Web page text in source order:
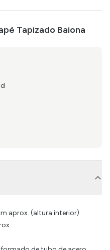
Tapizado Baiona
aprox. (altura interior)